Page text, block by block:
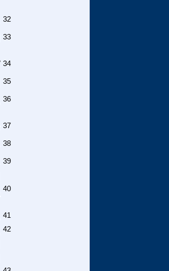
32
33
34
35
36
37
38
39
40
41
42